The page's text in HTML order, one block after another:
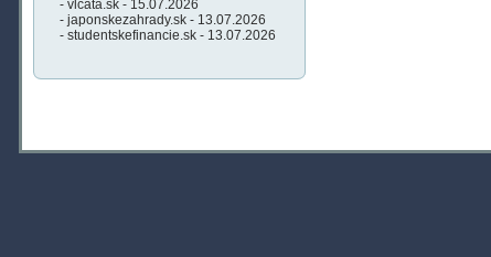
- vlcata.sk - 15.07.2026
- japonskezahrady.sk - 13.07.2026
- studentskefinancie.sk - 13.07.2026